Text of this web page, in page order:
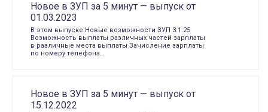
Новое в ЗУП за 5 минут — выпуск от
01.03.2023
В этом выпуске:Новые возможности ЗУП 3.1.25
Возможность выплаты различных частей зарплаты
в различные места выплаты Зачисление зарплаты
по номеру телефона…
Новое в ЗУП за 5 минут — выпуск от
15.12.2022